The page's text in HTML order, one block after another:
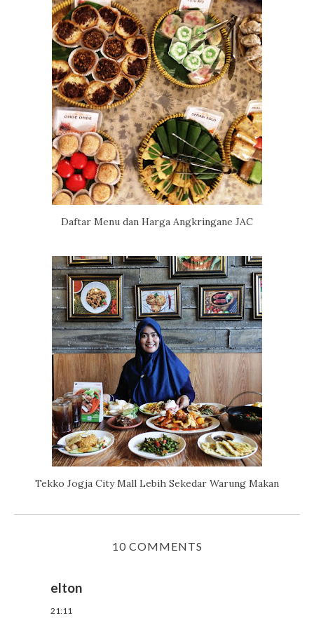
Daftar Menu dan Harga Angkringane JAC
Tekko Jogja City Mall Lebih Sekedar Warung Makan
10 COMMENTS
elton
21:11